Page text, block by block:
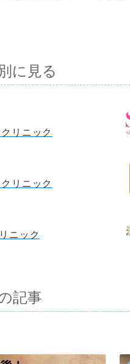
に見る
リニック
リニック
ニック
記事